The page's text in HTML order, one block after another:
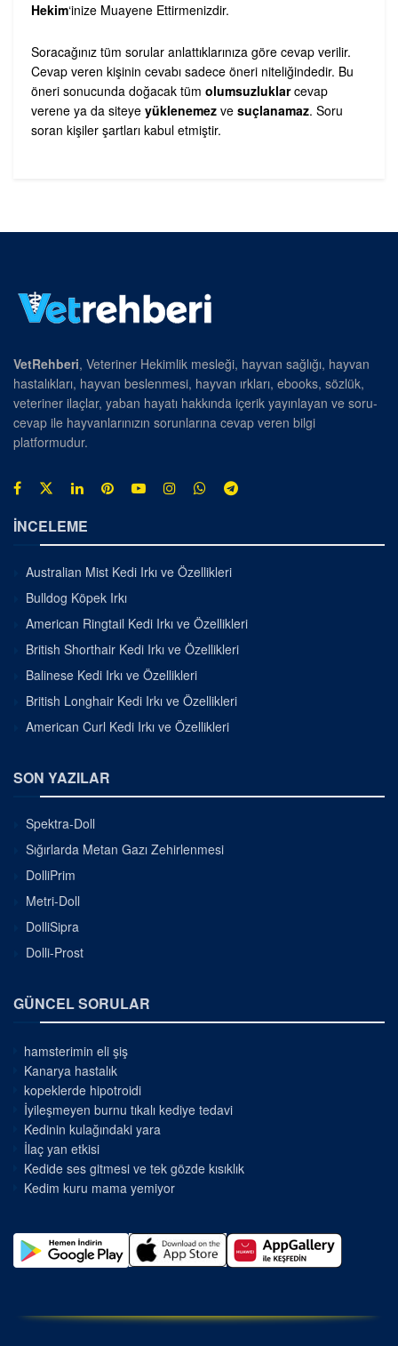
Hekim‘inize Muayene Ettirmenizdir.
Soracağınız tüm sorular anlattıklarınıza göre cevap verilir.
Cevap veren kişinin cevabı sadece öneri niteliğindedir. Bu
öneri sonucunda doğacak tüm olumsuzluklarcevap
verene ya da siteye yüklenemez ve suçlanamaz. Soru
soran kişiler şartları kabul etmiştir.
VetRehberi, Veteriner Hekimlik mesleği, hayvan sağlığı, hayvan
hastalıkları, hayvan beslenmesi, hayvan ırkları, ebooks, sözlük,
veteriner ilaçlar, yaban hayatı hakkında içerik yayınlayan ve soru-
cevap ile hayvanlarınızın sorunlarına cevap veren bilgi
platformudur.
İNCELEME
Australian Mist Kedi Irkı ve Özellikleri
Bulldog Köpek Irkı
American Ringtail Kedi Irkı ve Özellikleri
British Shorthair Kedi Irkı ve Özellikleri
Balinese Kedi Irkı ve Özellikleri
British Longhair Kedi Irkı ve Özellikleri
American Curl Kedi Irkı ve Özellikleri
SON YAZILAR
Spektra-Doll
Sığırlarda Metan Gazı Zehirlenmesi
DolliPrim
Metri-Doll
DolliSipra
Dolli-Prost
GÜNCEL SORULAR
hamsterimin eli şiş
Kanarya hastalık
kopeklerde hipotroidi
İyileşmeyen burnu tıkalı kediye tedavi
Kedinin kulağındaki yara
İlaç yan etkisi
Kedide ses gitmesi ve tek gözde kısıklık
Kedim kuru mama yemiyor